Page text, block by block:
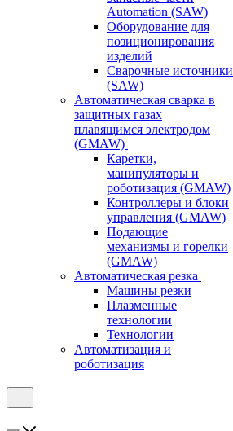
Automation (SAW)
Оборудование для
позиционирования
изделий
Сварочные источники
(SAW)
Автоматическая сварка в
защитных газах
плавящимся электродом
(GMAW)
Каретки,
манипуляторы и
роботизация (GMAW)
Контроллеры и блоки
управления (GMAW)
Подающие
механизмы и горелки
(GMAW)
Автоматическая резка
Машины резки
Плазменные
технологии
Технологии
Автоматизация и
роботизация